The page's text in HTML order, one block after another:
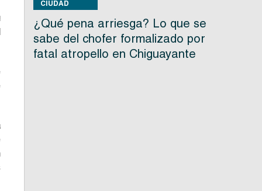
CIUDAD
¿Qué pena arriesga? Lo que se
sabe del chofer formalizado por
fatal atropello en Chiguayante